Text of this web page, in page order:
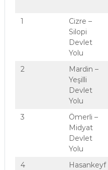
1
Cizre –
Silopi
Devlet
Yolu
2
Mardin –
Yeşilli
Devlet
Yolu
3
Ömerli –
Midyat
Devlet
Yolu
4
Hasankeyf